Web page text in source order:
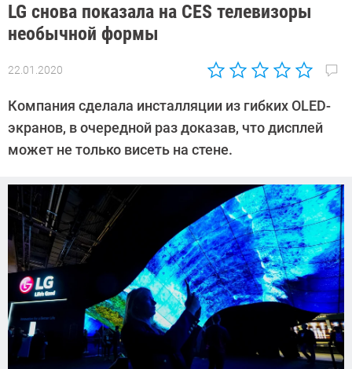
LG снова показала на CES телевизоры
необычной формы
22.01.2020
Автор:
Дмитриева
Компания сделала инсталляции из гибких OLED-
экранов, в очередной раз доказав, что дисплей
может не только висеть на стене.